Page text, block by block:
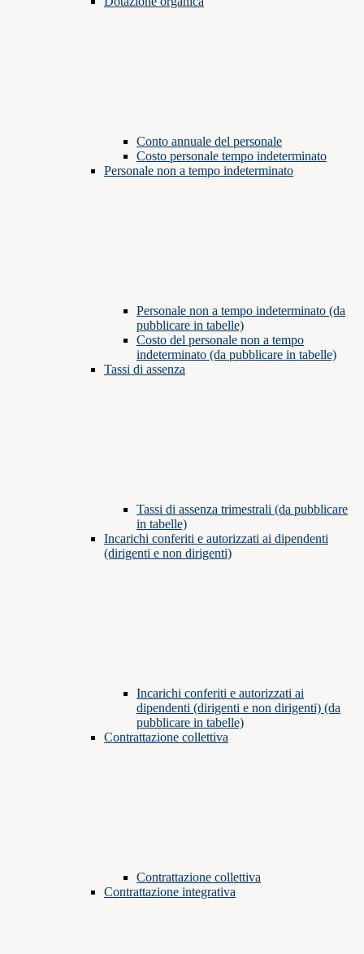
Conto annuale del personale
Costo personale tempo indeterminato
Personale non a tempo indeterminato
Personale non a tempo indeterminato (da
pubblicare in tabelle)
Costo del personale non a tempo
indeterminato (da pubblicare in tabelle)
Tassi di assenza
Tassi di assenza trimestrali (da pubblicare
in tabelle)
Incarichi conferiti e autorizzati ai dipendenti
(dirigenti e non dirigenti)
Incarichi conferiti e autorizzati ai
dipendenti (dirigenti e non dirigenti) (da
pubblicare in tabelle)
Contrattazione collettiva
Contrattazione collettiva
Contrattazione integrativa